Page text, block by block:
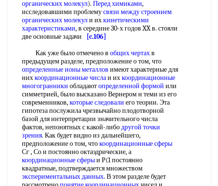
органических молекул). Перед химиками,
исследовавшими проблемусвязи между строением
органических молекули ихкинетическими
характеристиками, в середине 30-х годов XX в. стояли
две основные задачи
[c.106]
Как уже было отмечено в общих чертахв
предыдущем разделе, предположение о том, что
определенные ионы металлов имеют характерные для
нихкоординационные числаи ихкоординационные
многогранники обладаютопределенной формой или
симметрией, было высказано Вернером и теми из его
современников,которые следовали его теории. Эта
гипотеза послужила чрезвычайно плодотворной
базой для интерпретации значительного числа
фактов, непонятных с какой-либодругой точки
зрения. Как будет видно из дальнейшего,
предположение о том, чтокоординационные сферы
Сг , Со и постоянно октаэдрические, а
координационные сферыи Р(1 постоянно
квадратные, подтверждается множеством
экспериментальных данных. В этом разделе будет